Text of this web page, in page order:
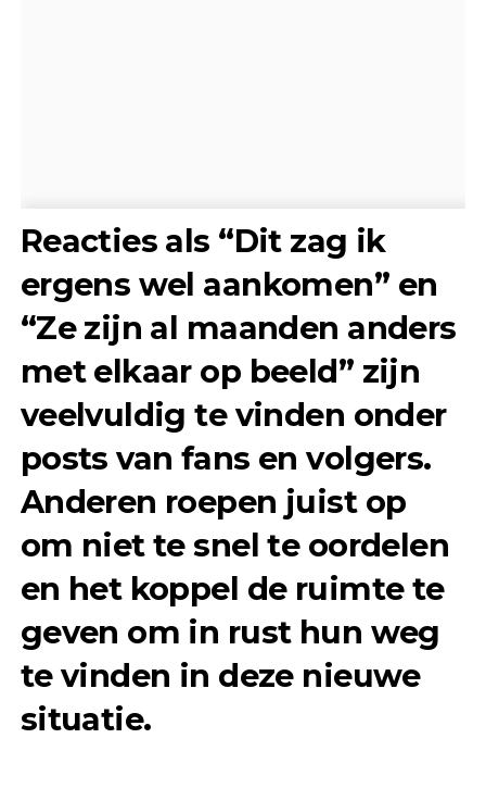
Reacties als “Dit zag ik
ergens wel aankomen” en
“Ze zijn al maanden anders
met elkaar op beeld” zijn
veelvuldig te vinden onder
posts van fans en volgers.
Anderen roepen juist op
om niet te snel te oordelen
en het koppel de ruimte te
geven om in rust hun weg
te vinden in deze nieuwe
situatie.